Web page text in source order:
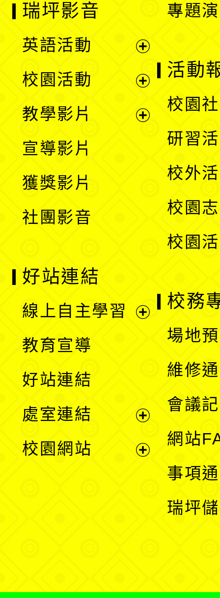
專題
瑞坪影音
英語活動
選
校園活動
教學影片
宣導影片
獲獎影片
社團影音
活動
校園
研習
校外
校園
校園
好站連結
線上自主學習
單
教育宣導
好站連結
處室連結
校園網站
校務
場地
維修
會議
網站
事項
瑞坪